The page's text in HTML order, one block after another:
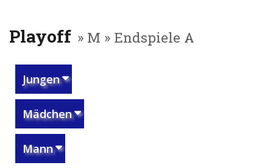
Playoff » M » Endspiele A
Jungen
Mädchen
Mann